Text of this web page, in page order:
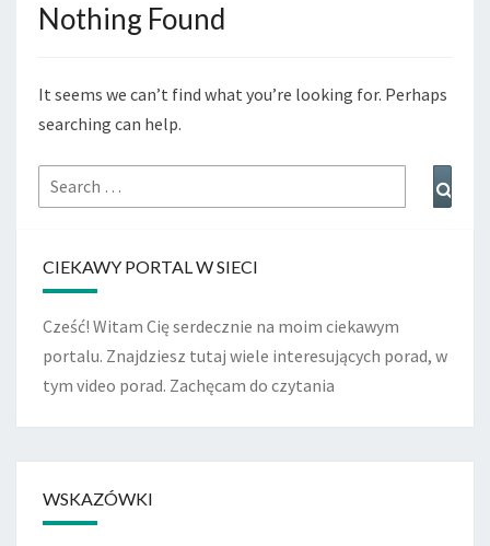
Nothing
Nothing Found
It seems we can’t find what you’re looking for. Perhaps
searching can help.
Search
for:
CIEKAWY PORTAL W SIECI
Cześć! Witam Cię serdecznie na moim ciekawym
portalu. Znajdziesz tutaj wiele interesujących porad, w
tym video porad. Zachęcam do czytania
WSKAZÓWKI